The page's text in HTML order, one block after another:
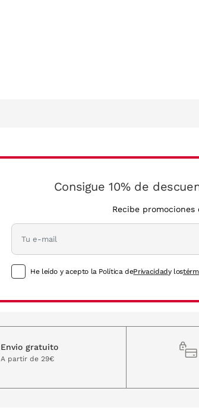
Consigue 10% de
Recibe promociones
He leído y acepto la Política dePrivacidady los
Envio gratuito
A partir de 29€